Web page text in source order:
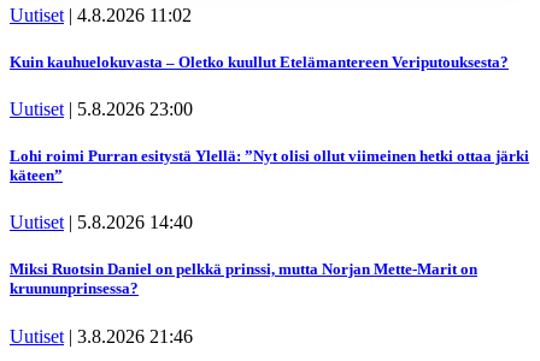
räätälöimiseen, sosiaalisen median ominaisuuksien
tukemiseen ja kävijämäärämme analysoimiseen. Lisäksi
alan kumppaneillemme tietoja siitä, miten käytät
tietoja muihin tietoihin, joita olet antanut heille tai joita on
saatetaan myös siirtää ulkomaille.
Uutiset | 4.8.2026 11:02
Kuin kauhuelokuvasta – Oletko kuullut Etelämantereen Veriputouksesta?
Uutiset | 5.8.2026 23:00
Lohi roimi Purran esitystä Ylellä: ”Nyt olisi ollut viimeinen hetki ottaa järki
käteen”
Uutiset | 5.8.2026 14:40
Miksi Ruotsin Daniel on pelkkä prinssi, mutta Norjan Mette-Marit on
kruununprinsessa?
Uutiset | 3.8.2026 21:46